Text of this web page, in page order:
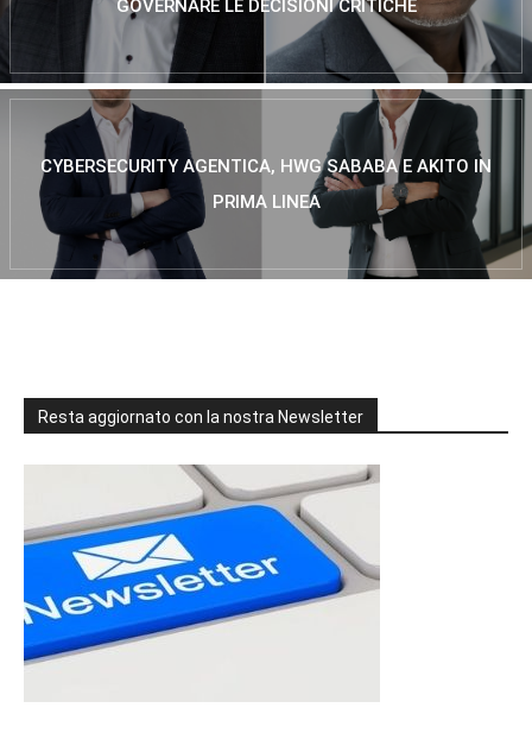
GOVERNARE LE DECISIONI CRITICHE
CYBERSECURITY AGENTICA, HWG SABABA E AKITO IN
PRIMA LINEA
Resta aggiornato con la nostra Newsletter